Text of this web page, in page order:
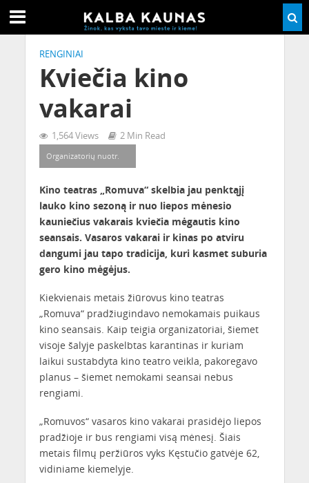
RENGINIAI
Kviečia kino
vakarai
1,564 Views 2 Min Read
Organizatorių nuotr.
Kino teatras „Romuva“ skelbia jau penktąjį
lauko kino sezoną ir nuo liepos mėnesio
kauniečius vakarais kviečia mėgautis kino
seansais. Vasaros vakarai ir kinas po atviru
dangumi jau tapo tradicija, kuri kasmet suburia
gero kino mėgėjus.
Kiekvienais metais žiūrovus kino teatras
„Romuva“ pradžiugindavo nemokamais puikaus
kino seansais. Kaip teigia organizatoriai, šiemet
visoje šalyje paskelbtas karantinas ir kuriam
laikui sustabdyta kino teatro veikla, pakoregavo
planus – šiemet nemokami seansai nebus
rengiami.
„Romuvos“ vasaros kino vakarai prasidėjo liepos
pradžioje ir bus rengiami visą mėnesį. Šiais
metais filmų peržiūros vyks Kęstučio gatvėje 62,
vidiniame kiemelyje.